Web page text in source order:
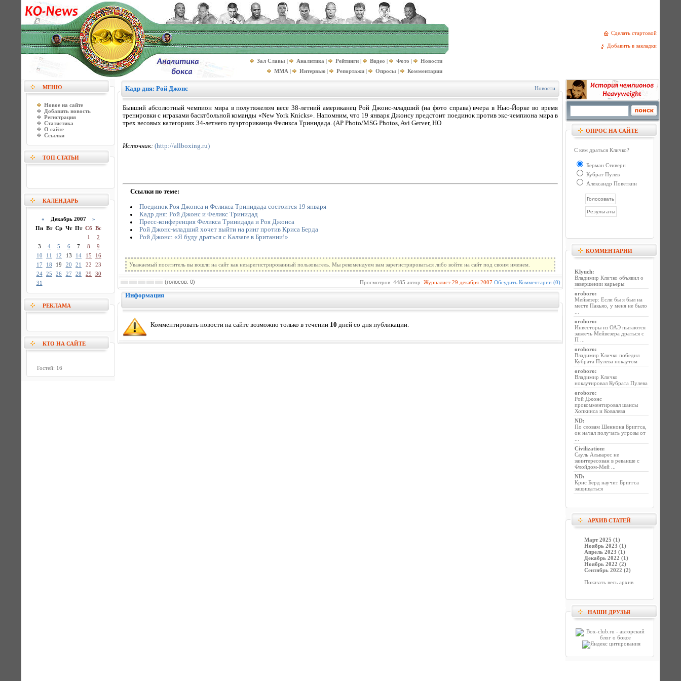
Сделать стартовой
Добавить в закладки
Зал Славы | Аналитика | Рейтинги | Видео | Фото |
Новости
MMA | Интервью | Репортажи | Опросы | Комментарии
МЕНЮ
Новое на сайте
Добавить новость
Регистрация
Статистика
О сайте
Ссылки
ТОП СТАТЬИ
КАЛЕНДАРЬ
« Декабрь 2007 »
Пн Вт Ср Чт Пт Сб Вс
1
2
3
4 5 6 7 8
9
10
11 12 13 14 15
16
17
18 19 20 21 22
23
24
25 26 27 28 29
30
31
РЕКЛАМА
КТО НА САЙТЕ
Гостей: 16
Кадр дня: Рой Джонс Новости
Бывший абсолютный чемпион мира в полутяжелом весе 38-летний американец Рой Джонс-младший (на фото справа) вчера в Нью-Йорке во время
тренировки с играками басктбольной команды «New York Knicks». Напомним, что 19 января Джонсу предстоит поединок против экс-чемпиона мира в
трех весовых категориях 34-летнего пуэрториканца Феликса Тринидада. (AP Photo/MSG Photos, Avi Gerver, HO
Источник: (http://allboxing.ru)
Ссылки по теме:
Поединок Роя Джонса и Феликса Тринидада состоится 19 января
Кадр дня: Рой Джонс и Феликс Тринидад
Пресс-конференция Феликса Тринидада и Роя Джонса
Рой Джонс-младший хочет выйти на ринг против Криса Берда
Рой Джонс: «Я буду драться с Калзаге в Британии!»
Уважаемый посетитель вы вошли на сайт как незарегистрированный пользователь. Мы рекомендуем вам зарегистрироваться либо войти на сайт под своим именем.
(голосов: 0) Просмотров: 4485 автор: Журналист 29 декабря 2007 Обсудить Комментарии (0)
Информация
Комментировать новости на сайте возможно только в течении 10 дней со дня публикации.
ОПРОС НА САЙТЕ
С кем драться Кличко?
Берман Стиверн
Кубрат Пулев
Александр Поветкин
КОММЕНТАРИИ
Klyuch:
Владимир Кличко объявил о
завершении карьеры
oroboro:
Мейвезер: Если бы я был на
месте Пакьяо, у меня не было
oroboro:
Инвесторы из ОАЭ пытаются
завлечь Мейвезера драться с
П ...
oroboro:
Владимир Кличко победил
Кубрата Пулева нокаутом
oroboro:
Владимир Кличко
нокаутировал Кубрата Пулева
oroboro:
Рой Джонс
прокомментировал шансы
Хопкинса и Ковалева
ND:
По словам Шеннона Бриггса,
он начал получать угрозы от
Civilization:
Сауль Альварес не
заинтересован в реванше с
Флойдом-Мей ...
ND:
Крис Берд научит Бриггса
защищаться
АРХИВ СТАТЕЙ
Март 2025 (1)
Ноябрь 2023 (1)
Апрель 2023 (1)
Декабрь 2022 (1)
Ноябрь 2022 (2)
Сентябрь 2022 (2)
Показать весь архив
НАШИ ДРУЗЬЯ